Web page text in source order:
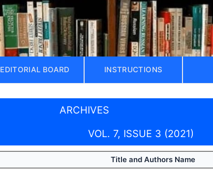
EDITORIAL BOARD INSTRUCTIONS
ARCHIVES
VOL. 7, ISSUE 3 (2021)
Title and Authors Name